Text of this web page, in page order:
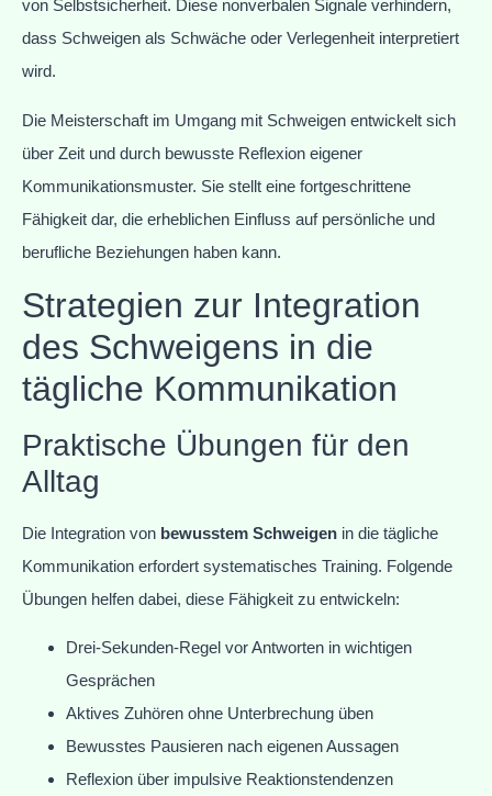
von Selbstsicherheit. Diese nonverbalen Signale verhindern,
dass Schweigen als Schwäche oder Verlegenheit interpretiert
wird.
Die Meisterschaft im Umgang mit Schweigen entwickelt sich
über Zeit und durch bewusste Reflexion eigener
Kommunikationsmuster. Sie stellt eine fortgeschrittene
Fähigkeit dar, die erheblichen Einfluss auf persönliche und
berufliche Beziehungen haben kann.
Strategien zur Integration
des Schweigens in die
tägliche Kommunikation
Praktische Übungen für den
Alltag
Die Integration von bewusstem Schweigen in die tägliche
Kommunikation erfordert systematisches Training. Folgende
Übungen helfen dabei, diese Fähigkeit zu entwickeln:
Drei-Sekunden-Regel vor Antworten in wichtigen
Gesprächen
Aktives Zuhören ohne Unterbrechung üben
Bewusstes Pausieren nach eigenen Aussagen
Reflexion über impulsive Reaktionstendenzen